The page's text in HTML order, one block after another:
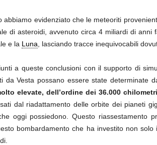
abbiamo evidenziato che le meteoriti
di asteroidi, avvenuto circa 4 miliardi di
e la Luna , lasciando tracce inequivocabili
a queste conclusioni con il supporto di
da Vesta possano essere state determinate
elevate, dell’ordine dei 36.000
dal riadattamento delle orbite dei pianeti
oggi possiedono. Questo riassestamento
bombardamento che ha investito non